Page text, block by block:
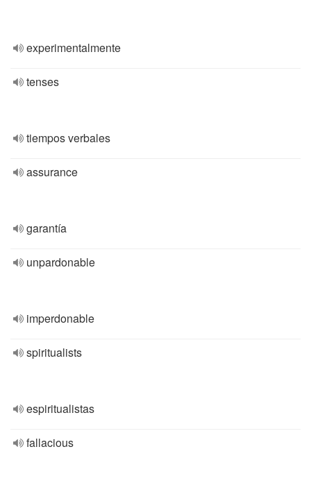
experimentalmente
tenses
tiempos verbales
assurance
garantía
unpardonable
imperdonable
spiritualists
espiritualistas
fallacious